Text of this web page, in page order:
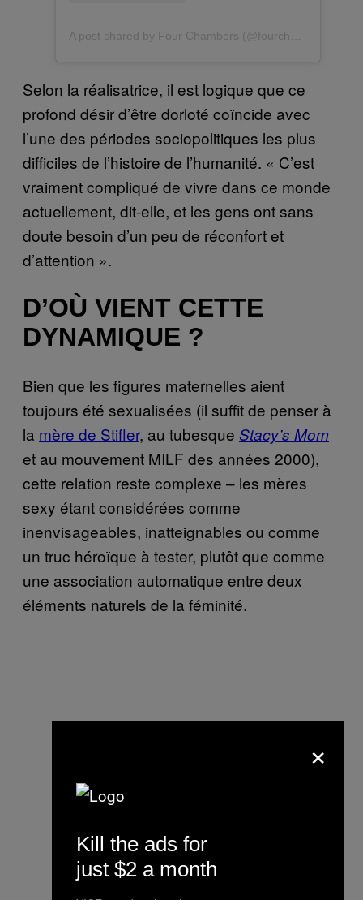
Selon la réalisatrice, il est logique que ce
profond désir d’être dorloté coïncide avec
l’une des périodes sociopolitiques les plus
difficiles de l’histoire de l’humanité. « C’est
vraiment compliqué de vivre dans ce monde
actuellement, dit-elle, et les gens ont sans
doute besoin d’un peu de réconfort et
d’attention ».
D’OÙ VIENT CETTE
DYNAMIQUE ?
Bien que les figures maternelles aient
toujours été sexualisées (il suffit de penser à
la mère de Stifler, au tubesque Stacy’s Mom
et au mouvement MILF des années 2000),
cette relation reste complexe – les mères
sexy étant considérées comme
inenvisageables, inatteignables ou comme
un truc héroïque à tester, plutôt que comme
une association automatique entre deux
éléments naturels de la féminité.
×
Kill the ads for
just $2 a month